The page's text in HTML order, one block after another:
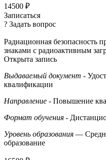
14500 ₽
Записаться
? Задать вопрос
Радиационная безопасность
знаками с радиоактивным
Открыта запись
Выдаваемый документ -
квалификации
Направление - Повышение
Формат обучения -
Уровень образования —
образование